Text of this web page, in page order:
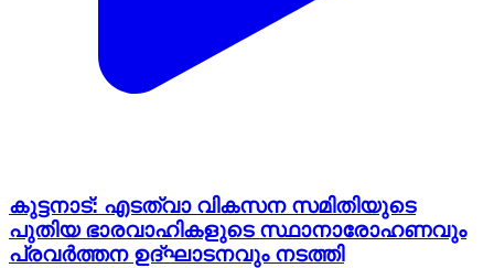
കുട്ടനാട്: എടത്വാ വികസന സമിതിയുടെ
പുതിയ ഭാരവാഹികളുടെ സ്ഥാനാരോഹണവും
പ്രവർത്തന ഉദ്ഘാടനവും നടത്തി